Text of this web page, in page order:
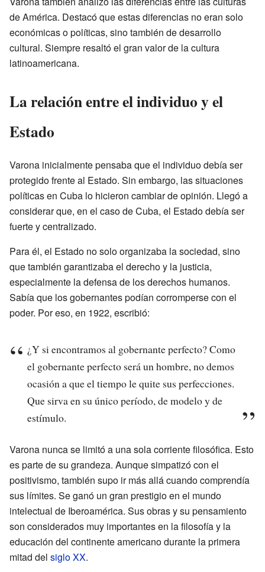
de América. Destacó que estas diferencias no eran solo
económicas o políticas, sino también de desarrollo
cultural. Siempre resaltó el gran valor de la cultura
latinoamericana.
La relación entre el individuo y el
Estado
Varona inicialmente pensaba que el individuo debía ser
protegido frente al Estado. Sin embargo, las situaciones
políticas en Cuba lo hicieron cambiar de opinión. Llegó a
considerar que, en el caso de Cuba, el Estado debía ser
fuerte y centralizado.
Para él, el Estado no solo organizaba la sociedad, sino
que también garantizaba el derecho y la justicia,
especialmente la defensa de los derechos humanos.
Sabía que los gobernantes podían corromperse con el
poder. Por eso, en 1922, escribió:
¿Y si encontramos al gobernante perfecto? Como
el gobernante perfecto será un hombre, no demos
ocasión a que el tiempo le quite sus perfecciones.
Que sirva en su único período, de modelo y de
estímulo.
Varona nunca se limitó a una sola corriente filosófica. Esto
es parte de su grandeza. Aunque simpatizó con el
positivismo, también supo ir más allá cuando comprendía
sus límites. Se ganó un gran prestigio en el mundo
intelectual de Iberoamérica. Sus obras y su pensamiento
son considerados muy importantes en la filosofía y la
educación del continente americano durante la primera
mitad del siglo XX.